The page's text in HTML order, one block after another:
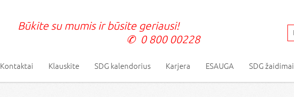
Būkite su mumis ir būsite geriausi!
0 800 00228
Kontaktai Klauskite SDG kalendorius Karjera ESAUGA SDG žaidimai